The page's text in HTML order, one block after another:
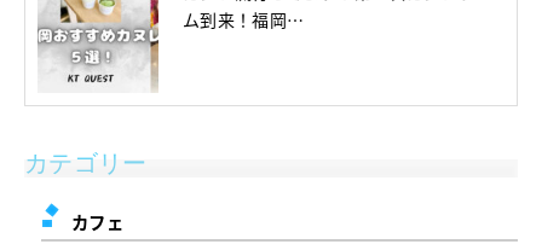
ム到来！福岡…
カテゴリー
カフェ